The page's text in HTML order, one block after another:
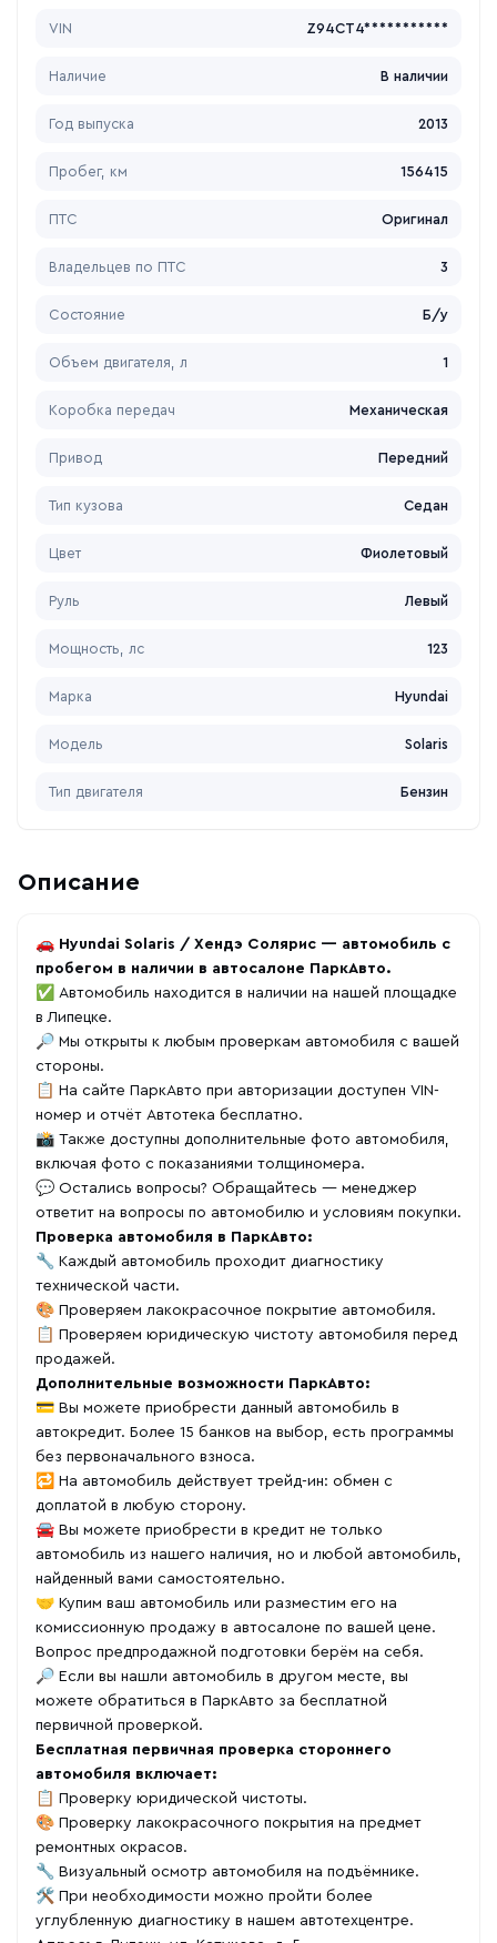
VIN Z94CT4***********
Наличие В наличии
Год выпуска 2013
Пробег, км 156415
ПТС Оригинал
Владельцев по ПТС 3
Состояние Б/у
Объем двигателя, л 1
Коробка передач Механическая
Привод Передний
Тип кузова Седан
Цвет Фиолетовый
Руль Левый
Мощность, лс 123
Марка Hyundai
Модель Solaris
Тип двигателя Бензин
Описание
🚗 Hyundai Solaris / Хендэ Солярис — автомобиль с
пробегом в наличии в автосалоне ПаркАвто.
✅ Автомобиль находится в наличии на нашей площадке
в Липецке.
🔎 Мы открыты к любым проверкам автомобиля с вашей
стороны.
📋 На сайте ПаркАвто при авторизации доступен VIN-
номер и отчёт Автотека бесплатно.
📸 Также доступны дополнительные фото автомобиля,
включая фото с показаниями толщиномера.
💬 Остались вопросы? Обращайтесь — менеджер
ответит на вопросы по автомобилю и условиям покупки.
Проверка автомобиля в ПаркАвто:
🔧 Каждый автомобиль проходит диагностику
технической части.
🎨 Проверяем лакокрасочное покрытие автомобиля.
📋 Проверяем юридическую чистоту автомобиля перед
продажей.
Дополнительные возможности ПаркАвто:
💳 Вы можете приобрести данный автомобиль в
автокредит. Более 15 банков на выбор, есть программы
без первоначального взноса.
🔁 На автомобиль действует трейд-ин: обмен с
доплатой в любую сторону.
🚘 Вы можете приобрести в кредит не только
автомобиль из нашего наличия, но и любой автомобиль,
найденный вами самостоятельно.
🤝 Купим ваш автомобиль или разместим его на
комиссионную продажу в автосалоне по вашей цене.
Вопрос предпродажной подготовки берём на себя.
🔎 Если вы нашли автомобиль в другом месте, вы
можете обратиться в ПаркАвто за бесплатной
первичной проверкой.
Бесплатная первичная проверка стороннего
автомобиля включает:
📋 Проверку юридической чистоты.
🎨 Проверку лакокрасочного покрытия на предмет
ремонтных окрасов.
🔧 Визуальный осмотр автомобиля на подъёмнике.
🛠 При необходимости можно пройти более
углубленную диагностику в нашем автотехцентре.